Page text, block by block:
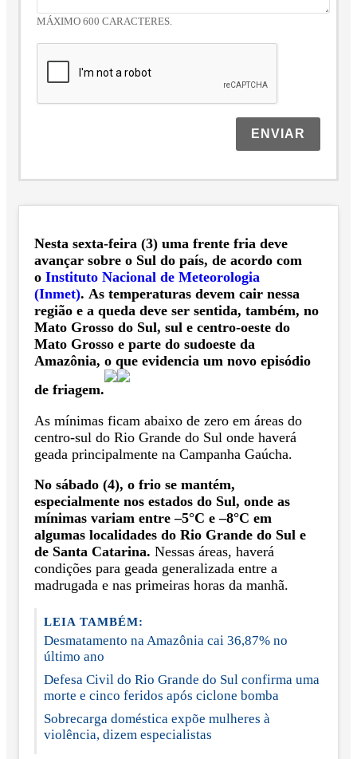
MÁXIMO 600 CARACTERES.
ENVIAR
Nesta sexta-feira (3) uma frente fria deve
avançar sobre o Sul do país, de acordo com
o Instituto Nacional de Meteorologia
(Inmet). As temperaturas devem cair nessa
região e a queda deve ser sentida, também, no
Mato Grosso do Sul, sul e centro-oeste do
Mato Grosso e parte do sudoeste da
Amazônia, o que evidencia um novo episódio
de friagem.
As mínimas ficam abaixo de zero em áreas do
centro-sul do Rio Grande do Sul onde haverá
geada principalmente na Campanha Gaúcha.
No sábado (4), o frio se mantém,
especialmente nos estados do Sul, onde as
mínimas variam entre –5°C e –8°C em
algumas localidades do Rio Grande do Sul e
de Santa Catarina. Nessas áreas, haverá
condições para geada generalizada entre a
madrugada e nas primeiras horas da manhã.
LEIA TAMBÉM:
Desmatamento na Amazônia cai 36,87% no
último ano
Defesa Civil do Rio Grande do Sul confirma uma
morte e cinco feridos após ciclone bomba
Sobrecarga doméstica expõe mulheres à
violência, dizem especialistas